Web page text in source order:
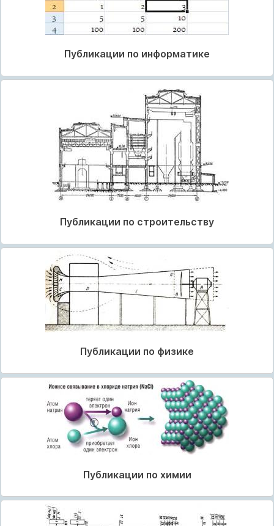
Публикации по информатике
Публикации по строительству
Публикации по физике
Публикации по химии